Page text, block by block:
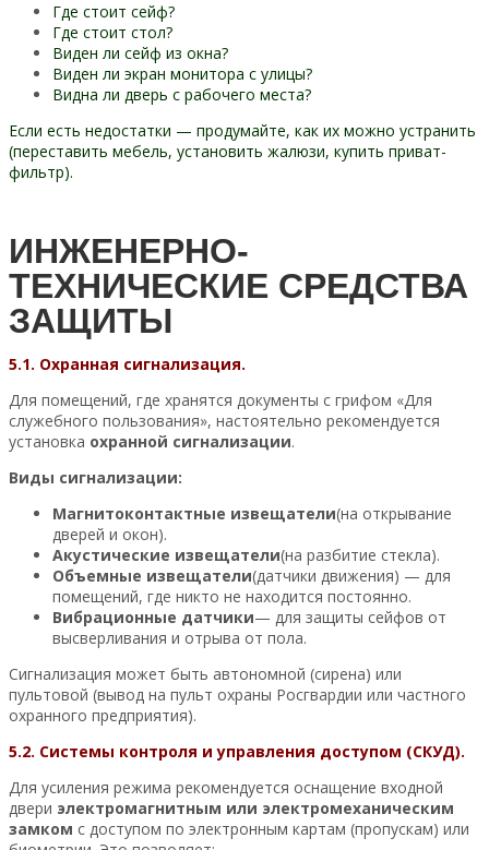
Где стоит сейф?
Где стоит стол?
Виден ли сейф из окна?
Виден ли экран монитора с улицы?
Видна ли дверь с рабочего места?
Если есть недостатки — продумайте, как их можно устранить
(переставить мебель, установить жалюзи, купить приват-
фильтр).
ИНЖЕНЕРНО-
ТЕХНИЧЕСКИЕ СРЕДСТВА
ЗАЩИТЫ
5.1. Охранная сигнализация.
Для помещений, где хранятся документы с грифом «Для
служебного пользования», настоятельно рекомендуется
установка охранной сигнализации.
Виды сигнализации:
Магнитоконтактные извещатели(на открывание
дверей и окон).
Акустические извещатели(на разбитие стекла).
Объемные извещатели(датчики движения) — для
помещений, где никто не находится постоянно.
Вибрационные датчики— для защиты сейфов от
высверливания и отрыва от пола.
Сигнализация может быть автономной (сирена) или
пультовой (вывод на пульт охраны Росгвардии или частного
охранного предприятия).
5.2. Системы контроля и управления доступом (СКУД).
Для усиления режима рекомендуется оснащение входной
двери электромагнитным или электромеханическим
замком с доступом по электронным картам (пропускам) или